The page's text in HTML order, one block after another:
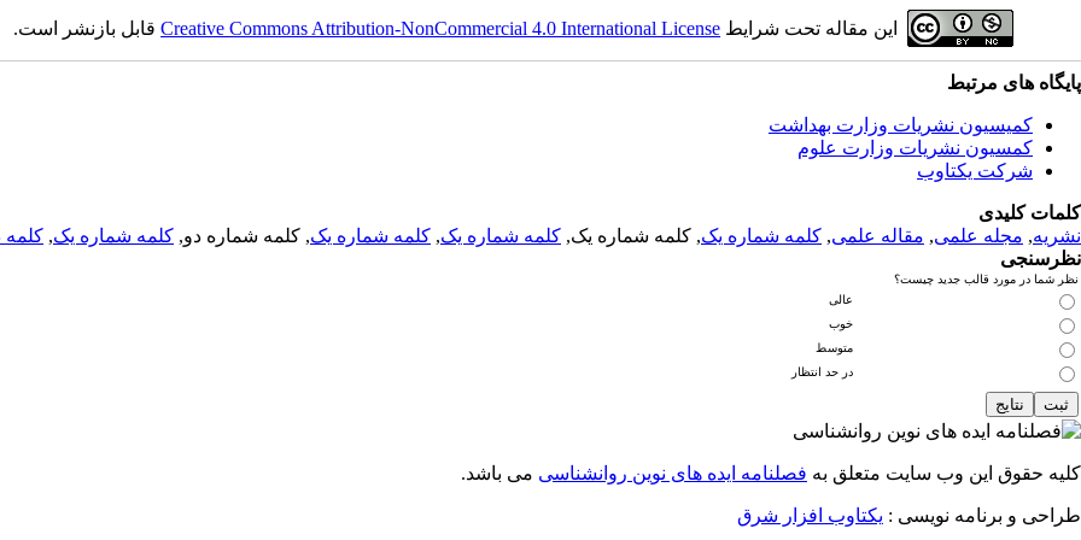
این مقاله تحت شرایط Creative Commons Attribution-NonCommercial 4.0 International Licenseقابل بازنشر است.
پایگاه های مرتبط
کمیسیون نشریات وزارت بهداشت
کمسیون نشریات وزارت علوم
شرکت یکتاوب
کلمات کلیدی
نشریه, مجله علمی, مقاله علمی, کلمه شماره یک, کلمه شماره یک, کلمه شماره یک, کلمه شماره یک, کلمه شماره دو, کلمه شماره یک, کلمه
نظرسنجی
نظر شما در مورد قالب جدید چیست؟
عالی
خوب
متوسط
در حد انتظار
کلیه حقوق این وب سایت متعلق به فصلنامه ایده های نوین روانشناسی می باشد.
طراحی و برنامه نویسی : یکتاوب افزار شرق